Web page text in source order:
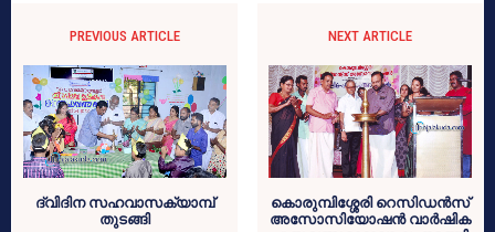
PREVIOUS ARTICLE
ദ്വിദിന സഹവാസക്യാമ്പ്
തുടങ്ങി
NEXT ARTICLE
കൊരുമ്പിശ്ശേരി റെസിഡന്‍സ്
അസോസിയോഷന്‍ വാര്‍ഷിക